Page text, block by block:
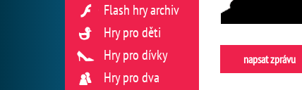
napsat zprávu
Flash hry archiv
Hry pro děti
Hry pro dívky
Hry pro dva